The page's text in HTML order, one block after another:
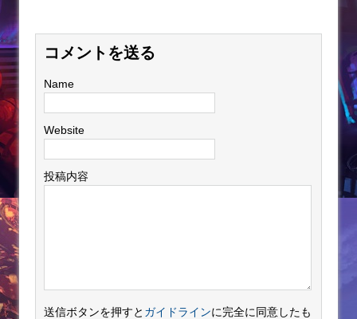
コメントを送る
Name
Website
投稿内容
送信ボタンを押すと ガイドラインに完全に同意したも